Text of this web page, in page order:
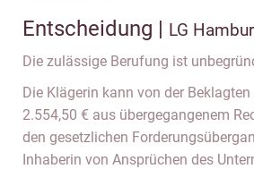
Entscheidung | LG
Die zulässige Berufung ist
Die Klägerin kann von der
2.554,50 € aus übergegangenem
den gesetzlichen
Inhaberin von Ansprüchen des